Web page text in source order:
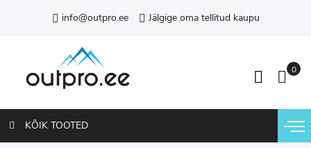
info@outpro.ee Jälgige oma tellitud kaupu
KÕIK TOOTED